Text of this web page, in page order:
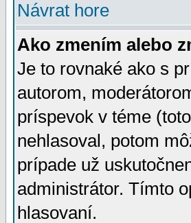
Návrat hore
Ako zmením alebo
Je to rovnaké ako s
autorom,
príspevok v téme
nehlasoval, potom
prípade už
administrátor. Tímto
hlasovaní.